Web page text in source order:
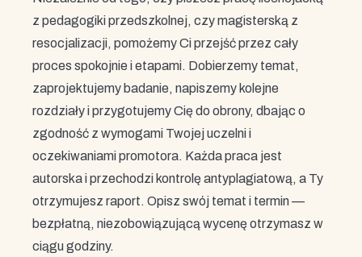
z pedagogiki przedszkolnej, czy magisterską z
resocjalizacji, pomożemy Ci przejść przez cały
proces spokojnie i etapami. Dobierzemy temat,
zaprojektujemy badanie, napiszemy kolejne
rozdziały i przygotujemy Cię do obrony, dbając o
zgodność z wymogami Twojej uczelni i
oczekiwaniami promotora. Każda praca jest
autorska i przechodzi kontrolę antyplagiatową, a Ty
otrzymujesz raport. Opisz swój temat i termin —
bezpłatną, niezobowiązującą wycenę otrzymasz w
ciągu godziny.